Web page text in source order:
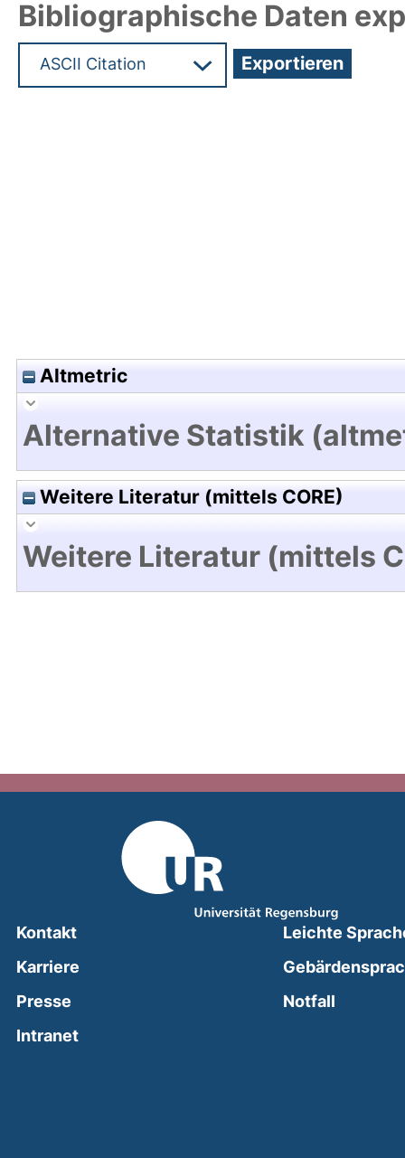
Bibliographische Daten
Altmetric
Alternative Statistik
Weitere Literatur (mittels CORE)
Weitere Literatur (mittels
Kontakt
Karriere
Presse
Intranet(external link, opens in a new window)
Leichte
Notfall